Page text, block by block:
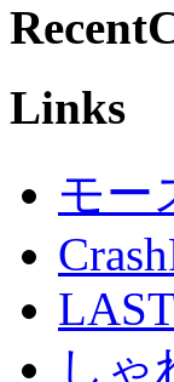
Links
モー
しゃ